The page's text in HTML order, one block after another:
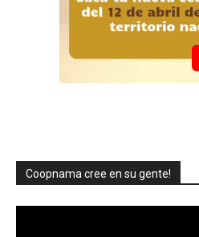
Coopnama cree en su gente!